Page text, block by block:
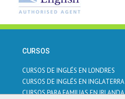
CURSOS
CURSOS DE INGLÉS EN LONDRES
CURSOS DE INGLÉS EN INGLATERRA
CURSOS PARA FAMILIAS EN IRLANDA